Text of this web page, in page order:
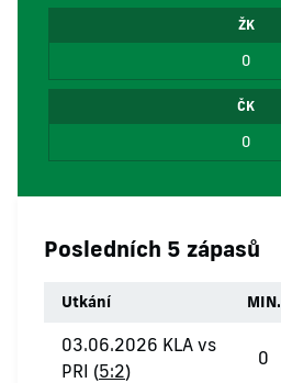
ŽK
0
ČK
0
Posledních 5 zápasů
Utkání MIN.
03.06.2026 KLA vs
PRI (5:2)
0